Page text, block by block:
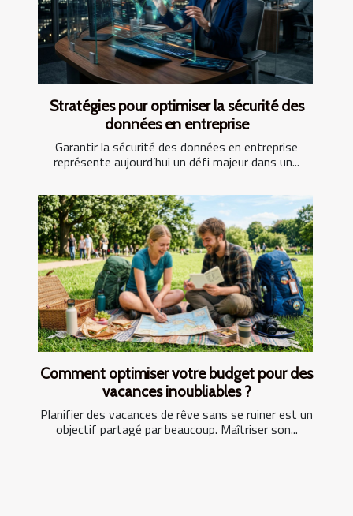
Stratégies pour optimiser la sécurité des
données en entreprise
Garantir la sécurité des données en entreprise
représente aujourd’hui un défi majeur dans un...
Comment optimiser votre budget pour des
vacances inoubliables ?
Planifier des vacances de rêve sans se ruiner est un
objectif partagé par beaucoup. Maîtriser son...